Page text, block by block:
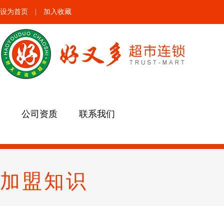
设为首页 加入收藏
公司资质 联系我们
加盟知识